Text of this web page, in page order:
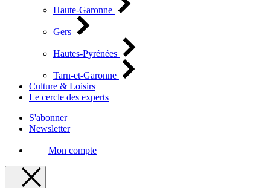
Haute-Garonne
Gers
Hautes-Pyrénées
Tarn-et-Garonne
Culture & Loisirs
Le cercle des experts
S'abonner
Newsletter
Mon compte